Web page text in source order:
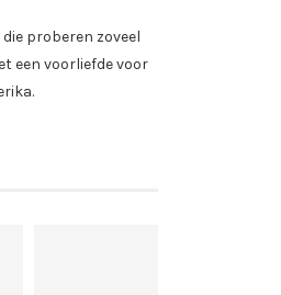
proberen zoveel
een voorliefde voor